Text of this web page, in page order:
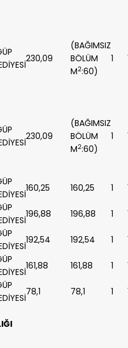
230,09
(BAĞIMSIZ
BÖLÜM
M2:60)
1
230,09
(BAĞIMSIZ
BÖLÜM
M2:60)
1
160,25 160,25 1
196,88 196,88 1
192,54 192,54 1
161,88 161,88 1
78,1 78,1 1